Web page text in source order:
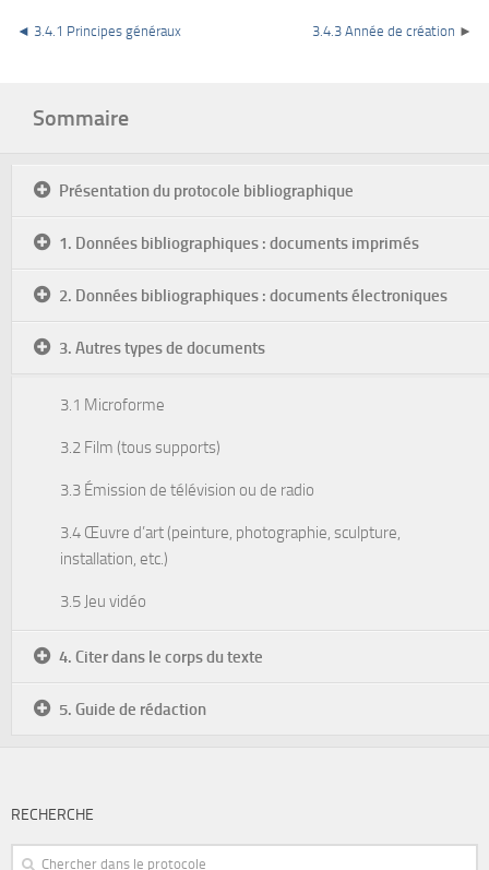
◄ 3.4.1 Principes généraux 3.4.3 Année de création ►
Sommaire
Présentation du protocole bibliographique
1. Données bibliographiques : documents imprimés
2. Données bibliographiques : documents électroniques
3. Autres types de documents
3.1 Microforme
3.2 Film (tous supports)
3.3 Émission de télévision ou de radio
3.4 Œuvre d’art (peinture, photographie, sculpture,
installation, etc.)
3.5 Jeu vidéo
4. Citer dans le corps du texte
5. Guide de rédaction
RECHERCHE